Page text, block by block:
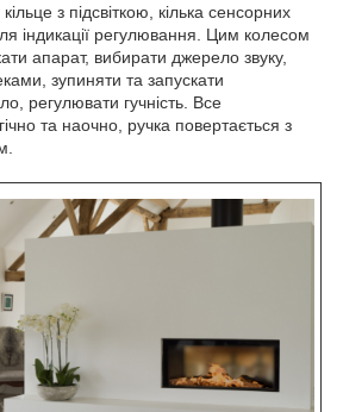
з підсвіткою, кілька сенсорних
індикації регулювання. Цим колесом
апарат, вибирати джерело звуку,
зупиняти та запускати
регулювати гучність. Все
та наочно, ручка повертається з